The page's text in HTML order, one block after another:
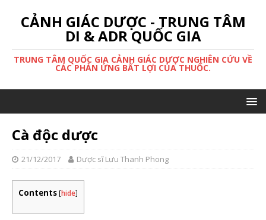
CẢNH GIÁC DƯỢC - TRUNG TÂM
DI & ADR QUỐC GIA
TRUNG TÂM QUỐC GIA CẢNH GIÁC DƯỢC NGHIÊN CỨU VỀ
CÁC PHẢN ỨNG BẤT LỢI CỦA THUỐC.
Cà độc dược
21/12/2017 Dược sĩ Lưu Thanh Phong
Contents [hide]